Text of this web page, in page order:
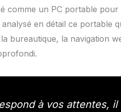
comme un PC portable
en détail ce portable
bureautique, la navigation
à vos attentes, il